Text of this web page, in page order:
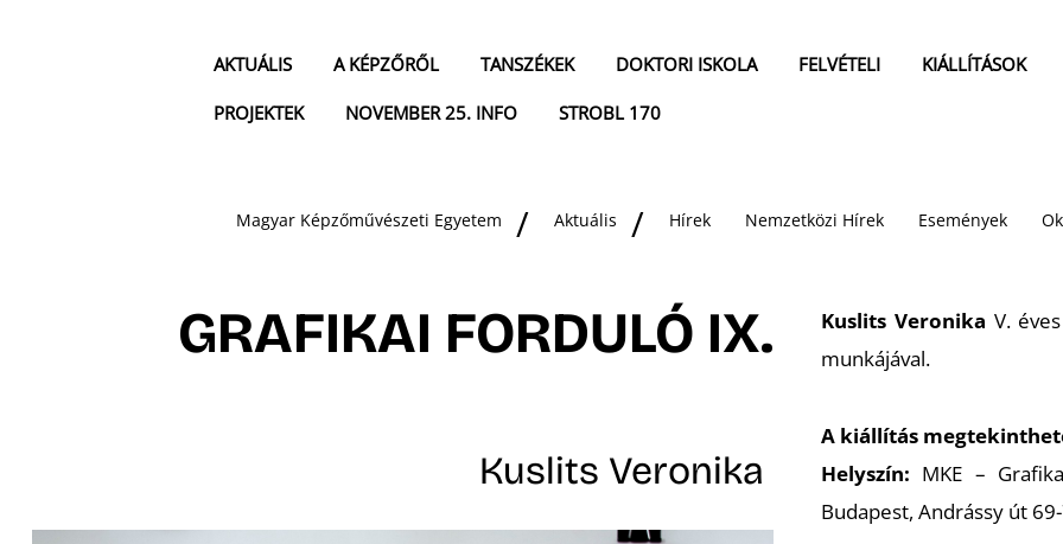
AKTUÁLIS A KÉPZŐRŐL TANSZÉKEK DOKTORI ISKOLA FELVÉTELI
KIÁLLÍTÁSOK
PROJEKTEK
NOVEMBER 25. INFO STROBL 170
Magyar Képzőművészeti Egyetem Aktuális Hírek Nemzetközi Hírek Események
GRAFIKAI FORDULÓ IX.
Kuslits Veronika
Kuslits Veronika V.
munkájával.
A kiállítás
Helyszín: MKE –
Budapest, Andrássy út